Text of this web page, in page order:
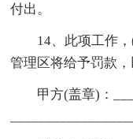
付出。
14、此项工作
管理区将给予罚款，
甲方(盖章)：